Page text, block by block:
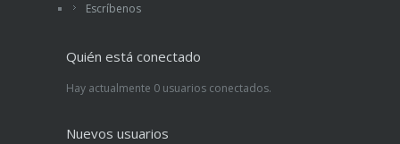
Escríbenos
Quién está conectado
Hay actualmente 0 usuarios conectados.
Nuevos usuarios